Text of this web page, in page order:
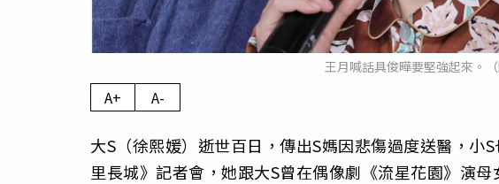
王月喊話具俊曄要堅強起來。（
A+ A-
大S（徐熙媛）逝世百日，傳出S媽因悲傷過度送醫，小
里長城》記者會，她跟大S曾在偶像劇《流星花園》演